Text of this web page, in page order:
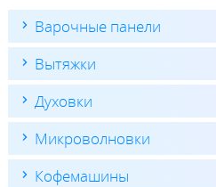
Варочные панели
Вытяжки
Духовки
Микроволновки
Кофемашины